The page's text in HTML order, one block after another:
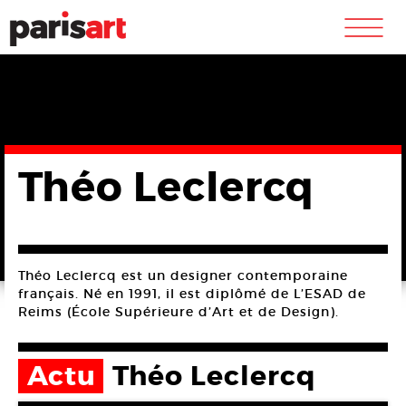
m
Théo Leclercq
Théo Leclercq est un designer contemporaine
français. Né en 1991, il est diplômé de L’ESAD de
Reims (École Supérieure d’Art et de Design).
Actu Théo Leclercq